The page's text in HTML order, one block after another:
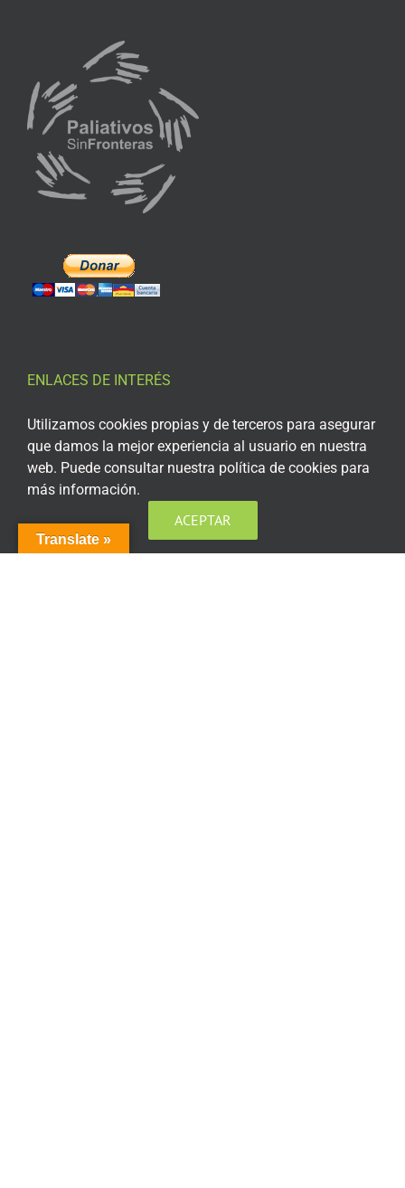
ENLACES DE INTERÉS
Aviso Legal
Política de privacidad
Política de privacidad Redes Sociales
Política de cookies
Translate »
Utilizamos cookies propias y de terceros para asegurar
que damos la mejor experiencia al usuario en nuestra
web. Puede consultar nuestra política de cookies para
más información.
ACEPTAR